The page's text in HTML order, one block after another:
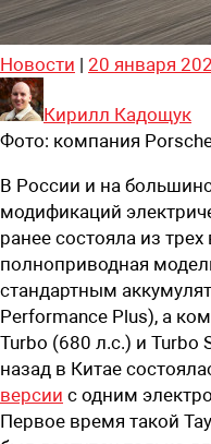
Новости | 20 января
Кирилл Кадощук
Фото: компания
В России и на
модификаций
ранее состояла из
полноприводная
стандартным
Performance Plus), а
Turbo (680 л.с.) и Turbo
назад в Китае
версии с одним
Первое время такой